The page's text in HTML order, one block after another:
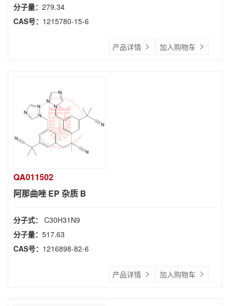
分子量： 279.34
CAS号： 1215780-15-6
产品详情 加入购物车
QA011502
阿那曲唑 EP 杂质 B
分子式： C30H31N9
分子量： 517.63
CAS号： 1216898-82-6
产品详情 加入购物车